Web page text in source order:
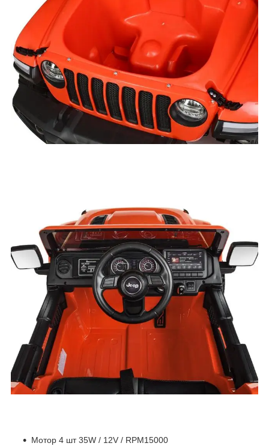
Мотор 4 шт 35W / 12V / RPM15000